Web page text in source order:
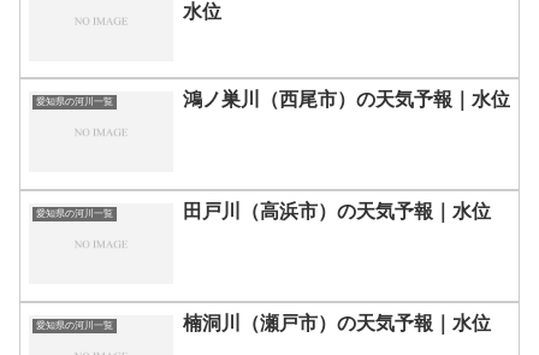
水位
愛知県の河川一覧 鴻ノ巣川（西尾市）の天気予報｜水位
愛知県の河川一覧 田戸川（高浜市）の天気予報｜水位
愛知県の河川一覧 楠洞川（瀬戸市）の天気予報｜水位